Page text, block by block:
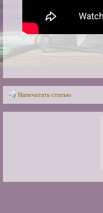
Напечатать статью